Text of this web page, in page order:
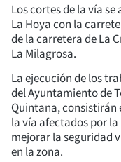
Los cortes de la vía
La Hoya con la
de la carretera de La
La Milagrosa.
La ejecución de los
del Ayuntamiento de
Quintana, consistirán
la vía afectados por
mejorar la seguridad
en la zona.